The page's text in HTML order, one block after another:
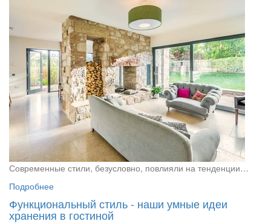
Современные стили, безусловно, повлияли на тенденции…
Подробнее
Функциональный стиль - наши умные идеи
хранения в гостиной